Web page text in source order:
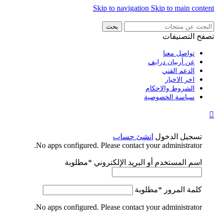
Skip to navigation Skip to main content
بحث
تصفح التصنيفات
تواصل معنا
عن أربيان درايف
الدعم الفني
اخر الاخبار
الشروط والاحكام
سياسة الخصوصية
تسجيل الدخول انشئ حساب
No apps configured. Please contact your administrator.
اسم المستخدم أو البريد الإلكتروني *مطلوبة
كلمة المرور *مطلوبة
No apps configured. Please contact your administrator.